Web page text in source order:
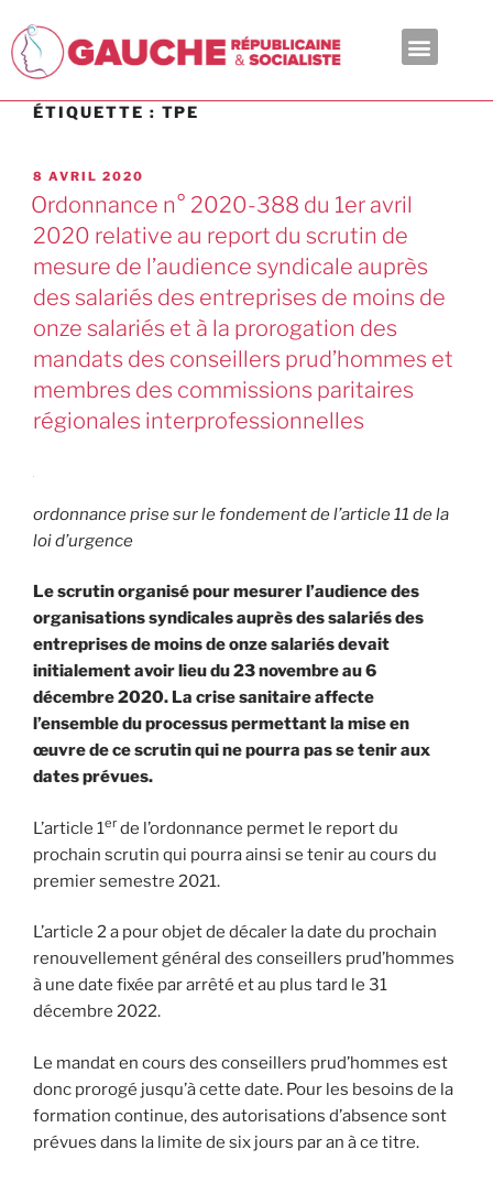
ÉTIQUETTE : TPE
8 AVRIL 2020
Ordonnance n° 2020-388 du 1er avril
2020 relative au report du scrutin de
mesure de l’audience syndicale auprès
des salariés des entreprises de moins de
onze salariés et à la prorogation des
mandats des conseillers prud’hommes et
membres des commissions paritaires
régionales interprofessionnelles
ordonnance prise sur le fondement de l’article 11 de la
loi d’urgence
Le scrutin organisé pour mesurer l’audience des
organisations syndicales auprès des salariés des
entreprises de moins de onze salariés devait
initialement avoir lieu du 23 novembre au 6
décembre 2020. La crise sanitaire affecte
l’ensemble du processus permettant la mise en
œuvre de ce scrutin qui ne pourra pas se tenir aux
dates prévues.
L’article 1er de l’ordonnance permet le report du
prochain scrutin qui pourra ainsi se tenir au cours du
premier semestre 2021.
L’article 2 a pour objet de décaler la date du prochain
renouvellement général des conseillers prud’hommes
à une date fixée par arrêté et au plus tard le 31
décembre 2022.
Le mandat en cours des conseillers prud’hommes est
donc prorogé jusqu’à cette date. Pour les besoins de la
formation continue, des autorisations d’absence sont
prévues dans la limite de six jours par an à ce titre.